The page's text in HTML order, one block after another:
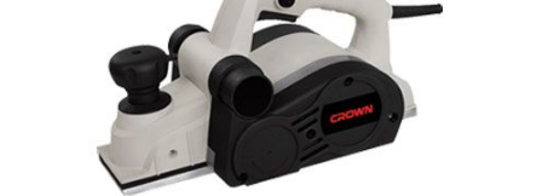
MaxPro
(1)
Skil (2)
Stanley
(1)
TPC (1)
XUẤT XỨ
Nhật
Bản (8)
Trung
(21)
Đài
Malaysia